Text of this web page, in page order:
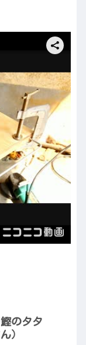
のタタ
）